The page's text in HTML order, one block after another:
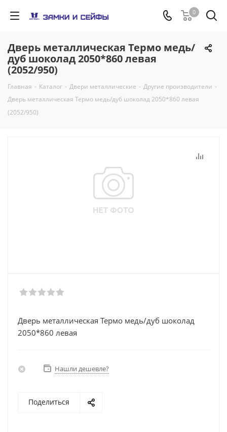
0
Дверь металлическая Термо медь/
дуб шоколад 2050*860 левая
(2052/950)
Главная - Каталог - Двери металлические - Другие производители -
Дверь металлическая Термо медь/дуб шоколад 2050*860 левая
(2052/950)
Дверь металлическая Термо медь/дуб шоколад
2050*860 левая
Нашли дешевле?
Поделиться